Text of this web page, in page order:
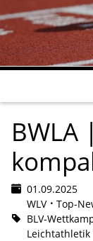
01.09.2025
WLV
Top-
BLV-
Leichtathletik